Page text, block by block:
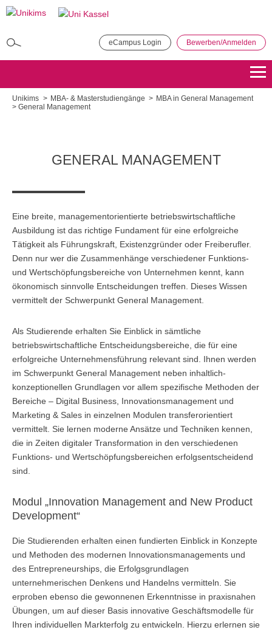
Direkt
eCampus Login Bewerben/Anmelden
Bewerben Übersicht
Master of Science - Industrielles Produktionsmanagement
Bewerben Übersicht
Master of Science - ÖPNV und Mobilität
Bewerben Übersicht
Bewerben Übersicht
Master of Science Wind Energy Systems
Bewerben Übersicht
Wind Energy Systems (WES) - Diploma of Advanced Studies
(DAS)
Übersicht
Anmelden
Marketing & Sales
Anmelden Übersicht
Anmelden Übersicht
Unikims MBA- & Masterstudiengänge
MBA in General Management
General Management
GENERAL MANAGEMENT
Eine breite, managementorientierte betriebswirtschaftliche
Ausbildung ist das richtige Fundament für eine erfolgreiche
Tätigkeit als Führungskraft, Existenzgründer oder Freiberufler.
Denn nur wer die Zusammenhänge verschiedener Funktions-
und Wertschöpfungsbereiche von Unternehmen kennt, kann
ökonomisch sinnvolle Entscheidungen treffen. Dieses Wissen
vermittelt der Schwerpunkt General Management.
Als Studierende erhalten Sie Einblick in sämtliche
betriebswirtschaftliche Entscheidungsbereiche, die für eine
erfolgreiche Unternehmensführung relevant sind. Ihnen werden
im Schwerpunkt General Management neben inhaltlich-
konzeptionellen Grundlagen vor allem spezifische Methoden der
Bereiche – Digital Business, Innovationsmanagement und
Marketing & Sales in einzelnen Modulen transferorientiert
vermittelt. Sie lernen moderne Ansätze und Techniken kennen,
die in Zeiten digitaler Transformation in den verschiedenen
Funktions- und Wertschöpfungsbereichen erfolgsentscheidend
sind.
Modul „Innovation Management and New Product
Development“
Die Studierenden erhalten einen fundierten Einblick in Konzepte
und Methoden des modernen Innovationsmanagements und
des Entrepreneurships, die Erfolgsgrundlagen
unternehmerischen Denkens und Handelns vermitteln. Sie
erproben ebenso die gewonnenen Erkenntnisse in praxisnahen
Übungen, um auf dieser Basis innovative Geschäftsmodelle für
Ihren individuellen Markterfolg zu entwickeln. Hierzu erlernen sie